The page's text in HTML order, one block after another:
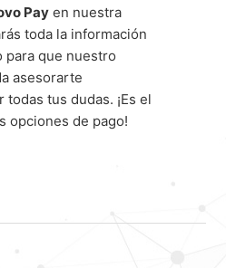
Pay en nuestra
toda la información
para que nuestro
asesorarte
tus dudas. ¡Es el
opciones de pago!